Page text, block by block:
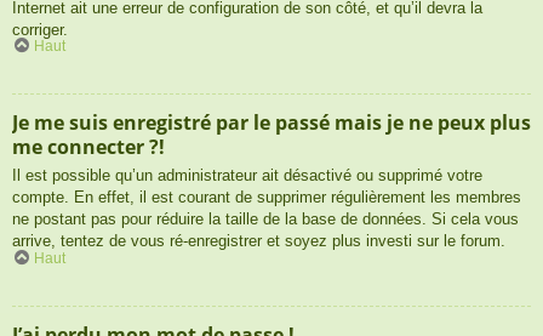
Internet ait une erreur de configuration de son côté, et qu’il devra la
corriger.
Haut
Je me suis enregistré par le passé mais je ne peux plus
me connecter ?!
Il est possible qu’un administrateur ait désactivé ou supprimé votre
compte. En effet, il est courant de supprimer régulièrement les membres
ne postant pas pour réduire la taille de la base de données. Si cela vous
arrive, tentez de vous ré-enregistrer et soyez plus investi sur le forum.
Haut